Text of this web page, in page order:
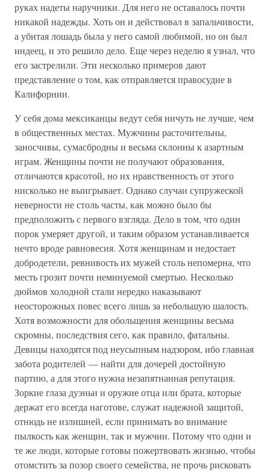
руках надеты наручники. Для него не оставалось почти
никакой надежды. Хоть он и действовал в запальчивости,
а убитая лошадь была у него самой любимой, но он был
индеец, и это решило дело. Еще через неделю я узнал, что
его застрелили. Эти несколько примеров дают
представление о том, как отправляется правосудие в
Калифорнии.
У себя дома мексиканцы ведут себя ничуть не лучше, чем
в общественных местах. Мужчины расточительны,
заносчивы, сумасбродны и весьма склонны к азартным
играм. Женщины почти не получают образования,
отличаются красотой, но их нравственность от этого
нисколько не выигрывает. Однако случаи супружеской
неверности не столь часты, как можно было бы
предположить с первого взгляда. Дело в том, что один
порок умеряет другой, и таким образом устанавливается
нечто вроде равновесия. Хотя женщинам и недостает
добродетели, ревнивость их мужей столь непомерна, что
месть грозит почти неминуемой смертью. Несколько
дюймов холодной стали нередко наказывают
неосторожных повес всего лишь за небольшую шалость.
Хотя возможности для обольщения женщины весьма
скромны, последствия сего, как правило, фатальны.
Девицы находятся под неусыпным надзором, ибо главная
забота родителей — найти для дочерей достойную
партию, а для этого нужна незапятнанная репутация.
Зоркие глаза дуэньи и оружие отца или брата, которые
держат его всегда наготове, служат надежной защитой,
отнюдь не излишней, если принимать во внимание
пылкость как женщин, так и мужчин. Потому что одни и
те же люди, которые готовы пожертвовать жизнью, чтобы
отомстить за позор своего семейства, не прочь рисковать